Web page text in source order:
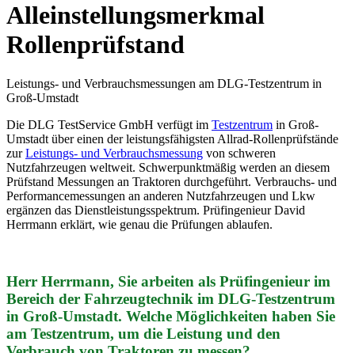
Alleinstellungsmerkmal
Rollenprüfstand
Leistungs- und Verbrauchsmessungen am DLG-Testzentrum in
Groß-Umstadt
Die DLG TestService GmbH verfügt im Testzentrum in Groß-
Umstadt über einen der leistungsfähigsten Allrad-Rollenprüfstände
zurLeistungs- und Verbrauchsmessung von schweren
Nutzfahrzeugen weltweit. Schwerpunktmäßig werden an diesem
Prüfstand Messungen an Traktoren durchgeführt. Verbrauchs- und
Performancemessungen an anderen Nutzfahrzeugen und Lkw
ergänzen das Dienstleistungsspektrum. Prüfingenieur David
Herrmann erklärt, wie genau die Prüfungen ablaufen.
Herr Herrmann, Sie arbeiten als Prüfingenieur im
Bereich der Fahrzeugtechnik im DLG-Testzentrum
in Groß-Umstadt. Welche Möglichkeiten haben Sie
am Testzentrum, um die Leistung und den